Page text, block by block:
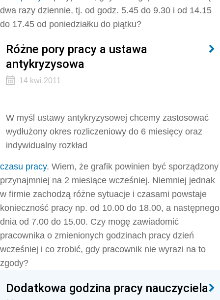
dwa razy dziennie, tj. od godz. 5.45 do 9.30 i od 14.15
do 17.45 od poniedziałku do piątku?
Różne pory pracy a ustawa
antykryzysowa
14 kwi 2011
W myśl ustawy antykryzysowej chcemy zastosować
wydłużony okres rozliczeniowy do 6 miesięcy oraz
indywidualny rozkład
czasu pracy. Wiem, że grafik powinien być sporządzony
przynajmniej na 2 miesiące wcześniej. Niemniej jednak
w firmie zachodzą różne sytuacje i czasami powstaje
konieczność pracy np. od 10.00 do 18.00, a następnego
dnia od 7.00 do 15.00. Czy mogę zawiadomić
pracownika o zmienionych godzinach pracy dzień
wcześniej i co zrobić, gdy pracownik nie wyrazi na to
zgody?
Dodatkowa godzina pracy nauczyciela